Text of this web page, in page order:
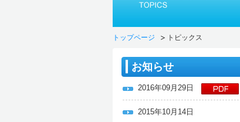
トップページ トピックス
お知らせ
2016年09月29日
2015年10月14日